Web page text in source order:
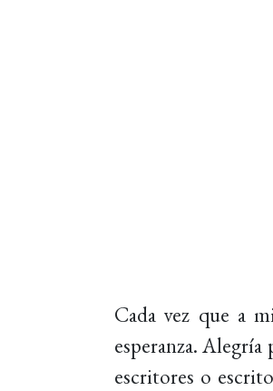
Cada vez que a
esperanza.
escritores o